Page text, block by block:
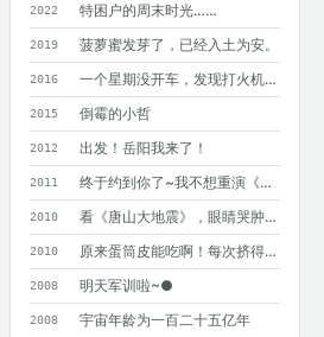
2022 特困户的周末时光……
2019 菠萝蜜发芽了，已经入土为安。
2016 一个星期没开车，发现打火机在暴晒的车里爆了！?
2015 倒霉的小哲
2012 出发！岳阳我来了！
2011 终于约到你了~我不想重演《同桌的你》M...
2010 看《唐山大地震》，眼睛哭肿了……
2010 原来蛋筒皮能吃啊！每次挤得满手都是……
2008 明天军训啦~●
2008 宇宙年龄为一百二十五亿年